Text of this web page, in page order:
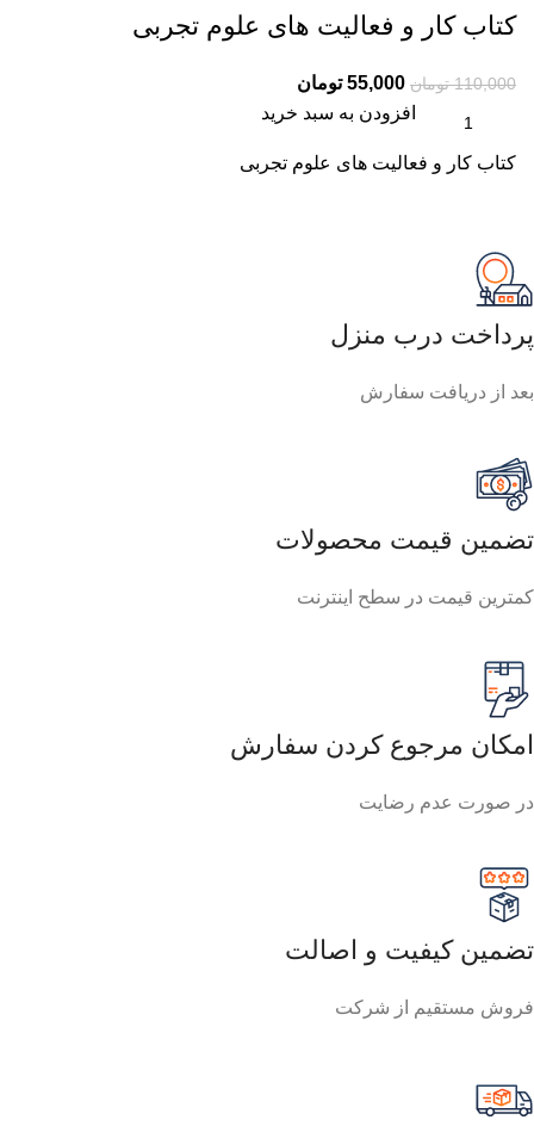
کتاب کار و فعالیت های علوم تجربی
110,000 تومان 55,000 تومان
افزودن به سبد خرید
کتاب کار و فعالیت های علوم تجربی
پرداخت درب منزل
بعد از دریافت سفارش
تضمین قیمت محصولات
کمترین قیمت در سطح اینترنت
امکان مرجوع کردن سفارش
در صورت عدم رضایت
تضمین کیفیت و اصالت
فروش مستقیم از شرکت